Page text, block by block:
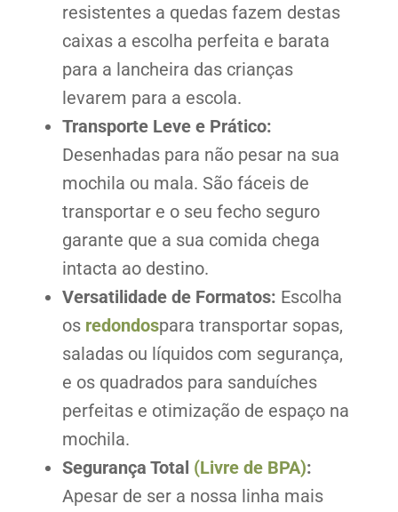
resistentes a quedas fazem destas
caixas a escolha perfeita e barata
para a lancheira das crianças
levarem para a escola.
Transporte Leve e Prático:
Desenhadas para não pesar na sua
mochila ou mala. São fáceis de
transportar e o seu fecho seguro
garante que a sua comida chega
intacta ao destino.
Versatilidade de Formatos: Escolha
os redondospara transportar sopas,
saladas ou líquidos com segurança,
e os quadrados para sanduíches
perfeitas e otimização de espaço na
mochila.
Segurança Total (Livre de BPA):
Apesar de ser a nossa linha mais